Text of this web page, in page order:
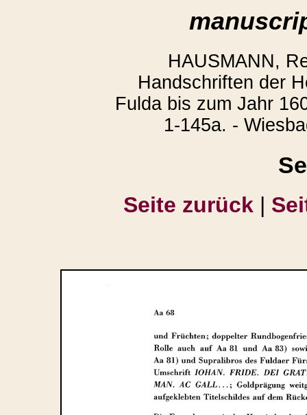
HAUSMANN,
Handschriften der
Fulda bis zum Jahr
1-145a. -
Seite zurück |